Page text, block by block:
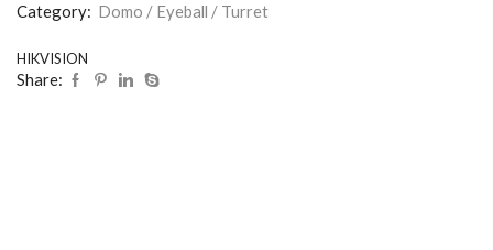
Category: Domo / Eyeball / Turret
HIKVISION
Share: